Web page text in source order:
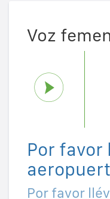
Voz
Por favor
Por favor